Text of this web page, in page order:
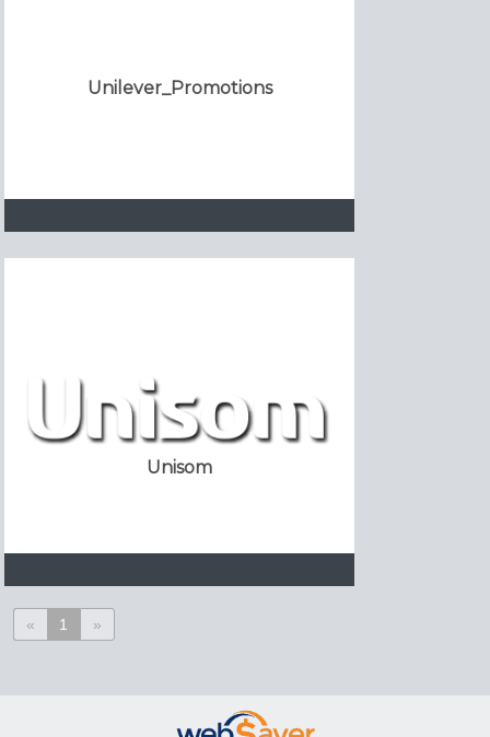
Unilever_Promotions
Unisom
« 1 »